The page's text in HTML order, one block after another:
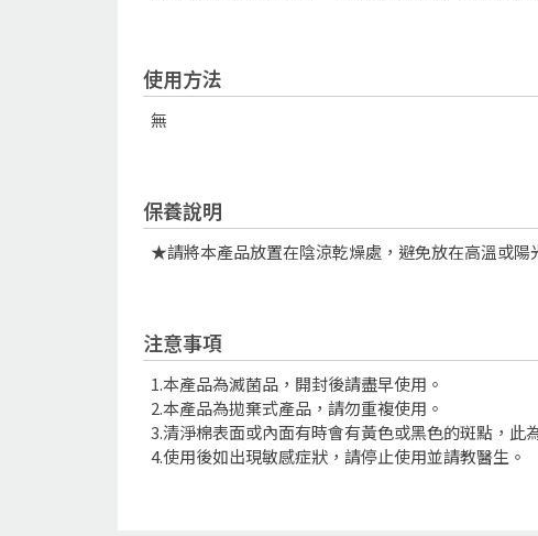
使用方法
無
保養說明
★請將本產品放置在陰涼乾燥處，避免放在高溫或陽
注意事項
1.本產品為滅菌品，開封後請盡早使用。
2.本產品為拋棄式產品，請勿重複使用。
3.清淨棉表面或內面有時會有黃色或黑色的斑點，此
4.使用後如出現敏感症狀，請停止使用並請教醫生。